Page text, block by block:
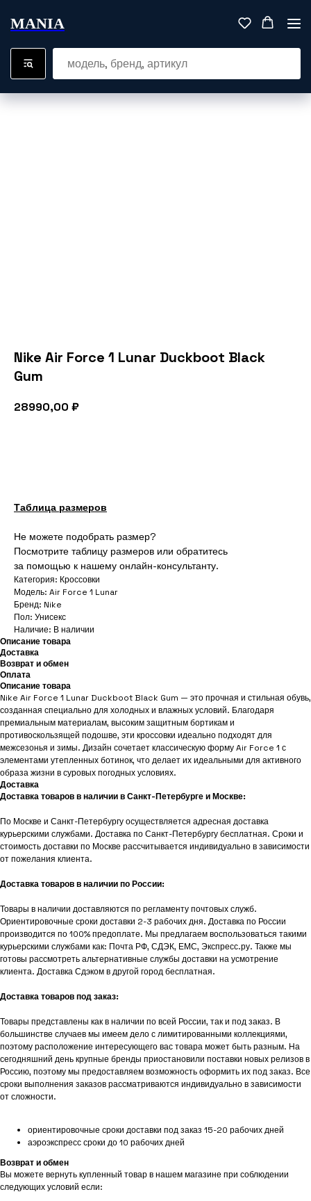
MANIA
Nike Air Force 1 Lunar Duckboot Black
Gum
28990,00 ₽
Таблица размеров
Не можете подобрать размер?
Посмотрите таблицу размеров или обратитесь
за помощью к нашему онлайн-консультанту.
Категория: Кроссовки
Модель: Air Force 1 Lunar
Бренд: Nike
Пол: Унисекс
Наличие: В наличии
Описание товара
Доставка
Возврат и обмен
Оплата
Описание товара
Nike Air Force 1 Lunar Duckboot Black Gum — это прочная и стильная обувь,
созданная специально для холодных и влажных условий. Благодаря
премиальным материалам, высоким защитным бортикам и
противоскользящей подошве, эти кроссовки идеально подходят для
межсезонья и зимы. Дизайн сочетает классическую форму Air Force 1 с
элементами утепленных ботинок, что делает их идеальными для активного
образа жизни в суровых погодных условиях.
Доставка
Доставка товаров в наличии в Санкт-Петербурге и Москве:
По Москве и Санкт-Петербургу осуществляется адресная доставка
курьерскими службами. Доставка по Санкт-Петербургу бесплатная. Сроки и
стоимость доставки по Москве рассчитывается индивидуально в зависимости
от пожелания клиента.
Доставка товаров в наличии по России:
Товары в наличии доставляются по регламенту почтовых служб.
Ориентировочные сроки доставки 2-3 рабочих дня. Доставка по России
производится по 100% предоплате. Мы предлагаем воспользоваться такими
курьерскими службами как: Почта РФ, СДЭК, ЕМС, Экспресс.ру. Также мы
готовы рассмотреть альтернативные службы доставки на усмотрение
клиента. Доставка Сдэком в другой город бесплатная.
Доставка товаров под заказ:
Товары представлены как в наличии по всей России, так и под заказ. В
большинстве случаев мы имеем дело с лимитированными коллекциями,
поэтому расположение интересующего вас товара может быть разным. На
сегодняшний день крупные бренды приостановили поставки новых релизов в
Россию, поэтому мы предоставляем возможность оформить их под заказ. Все
сроки выполнения заказов рассматриваются индивидуально в зависимости
от сложности.
ориентировочные сроки доставки под заказ 15-20 рабочих дней
аэроэкспресс сроки до 10 рабочих дней
Возврат и обмен
Вы можете вернуть купленный товар в нашем магазине при соблюдении
следующих условий если: